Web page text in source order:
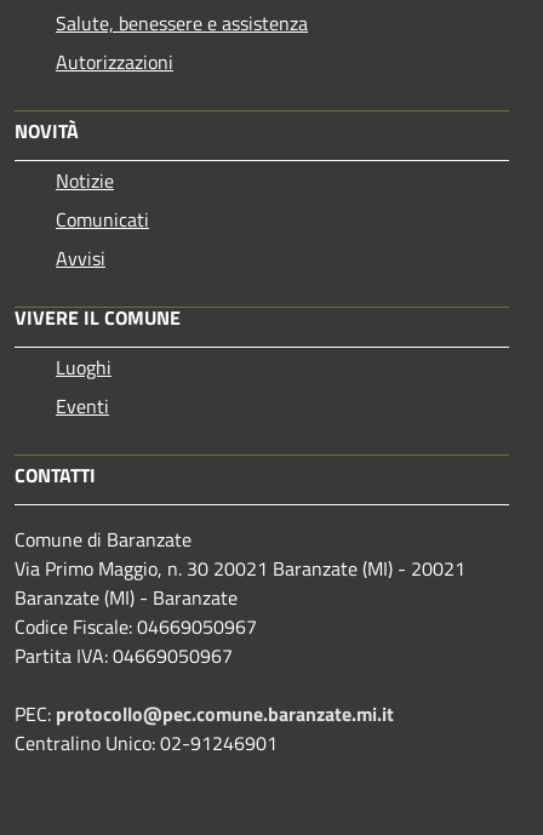
Salute, benessere e assistenza
Autorizzazioni
NOVITÀ
Notizie
Comunicati
Avvisi
VIVERE IL COMUNE
Luoghi
Eventi
CONTATTI
Comune di Baranzate
Via Primo Maggio, n. 30 20021 Baranzate (MI) - 20021
Baranzate (MI) - Baranzate
Codice Fiscale: 04669050967
Partita IVA: 04669050967
PEC: protocollo@pec.comune.baranzate.mi.it
Centralino Unico: 02-91246901